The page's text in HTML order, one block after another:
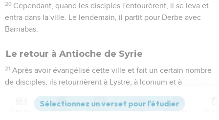
20 Cependant, quand les disciples l'entourèrent, il se leva et
entra dans la ville. Le lendemain, il partit pour Derbe avec
Barnabas.
Le retour à Antioche de Syrie
21 Après avoir évangélisé cette ville et fait un certain nombre
de disciples, ils retournèrent à Lystre, à Iconium et à
Ils fortifiaient l'esprit des disciples, les encourageaient à
Versions Commentaires Strong